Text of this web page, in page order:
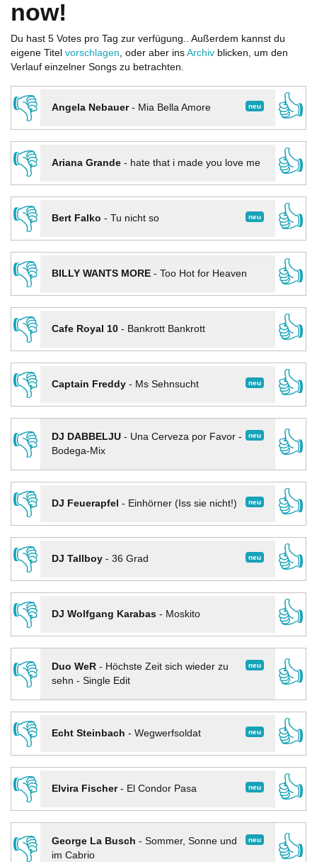
now!
Du hast 5 Votes pro Tag zur verfügung.. Außerdem kannst du
eigene Titel vorschlagen, oder aber ins Archiv blicken, um den
Verlauf einzelner Songs zu betrachten.
👎 neu
Angela Nebauer- Mia Bella Amore
👍
👎
Ariana Grande- hate that i made you love me
👍
👎
neu
Bert Falko - Tu nicht so
👍
👎
BILLY WANTS MORE- Too Hot for Heaven
👍
👎
Cafe Royal 10- Bankrott Bankrott
👍
👎
neu
Captain Freddy- Ms Sehnsucht
👍
👎
neu
DJ DABBELJU- Una Cerveza por Favor -
Bodega-Mix
👍
👎
neu
DJ Feuerapfel - Einhörner (Iss sie nicht!)
👍
👎
neu
DJ Tallboy- 36 Grad
👍
👎
DJ Wolfgang Karabas- Moskito
👍
👎
neu
Duo WeR- Höchste Zeit sich wieder zu
sehn - Single Edit
👍
👎
neu
Echt Steinbach - Wegwerfsoldat
👍
👎
neu
Elvira Fischer- El Condor Pasa
👍
👎
neu
George La Busch - Sommer, Sonne und
im Cabrio
👍